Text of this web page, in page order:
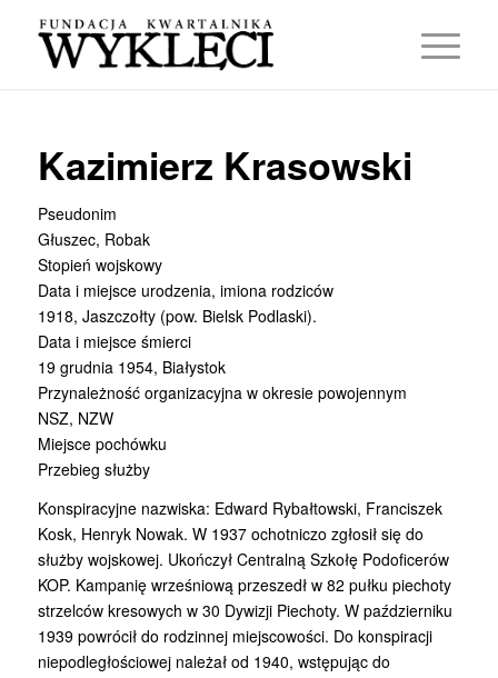
Kazimierz Krasowski
Pseudonim
Głuszec, Robak
Stopień wojskowy
Data i miejsce urodzenia, imiona rodziców
1918, Jaszczołty (pow. Bielsk Podlaski).
Data i miejsce śmierci
19 grudnia 1954, Białystok
Przynależność organizacyjna w okresie powojennym
NSZ, NZW
Miejsce pochówku
Przebieg służby
Konspiracyjne nazwiska: Edward Rybałtowski, Franciszek
Kosk, Henryk Nowak. W 1937 ochotniczo zgłosił się do
służby wojskowej. Ukończył Centralną Szkołę Podoficerów
KOP. Kampanię wrześniową przeszedł w 82 pułku piechoty
strzelców kresowych w 30 Dywizji Piechoty. W październiku
1939 powrócił do rodzinnej miejscowości. Do konspiracji
niepodległościowej należał od 1940, wstępując do